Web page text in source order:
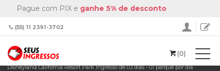
Pague com PIX e ganhe 5% de desconto
(55) 11 2391-3702
(0)
Home
Disneyland
Disneyland Califórnia Resort Park Ingresso de 03 dias - 01 parque por dia